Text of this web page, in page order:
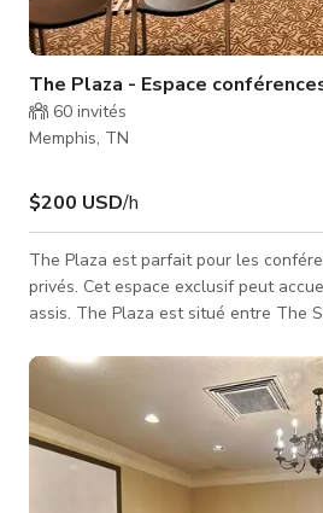
The Plaza - Espace
60 invités
Memphis, TN
$200 USD/h
The Plaza est parfait pour les
privés. Cet espace exclusif peut
assis. The Plaza est situé entre The Shelby & The
pour un espace similaire : The Shelby - Espace conférence à
Memphis The Metropolitan - Espace
événements à Memphis Pour des options de lieux plus grands
ou étendus, The Plaza Room peut
Shelby & The Metropolitan Room pou